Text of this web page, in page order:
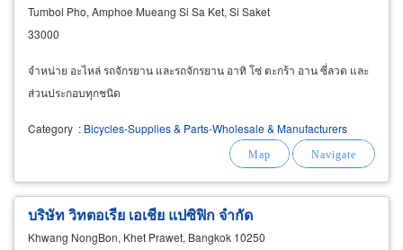
Tumbol Pho, Amphoe Mueang Si Sa Ket, Si Saket
33000
จำหน่าย อะไหล่ รถจักรยาน และรถจักรยาน อาทิ โซ่ ตะกร้า อาน ซี่ลวด และ
ส่วนประกอบทุกชนิด
Category : Bicycles-Supplies & Parts-Wholesale & Manufacturers
บริษัท วิทตอเรีย เอเชีย แปซิฟิก จำกัด
Khwang NongBon, Khet Prawet, Bangkok 10250